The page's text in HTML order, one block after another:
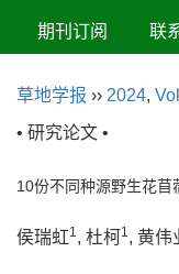
期刊订阅 联
草地学报 ›› 2024,
• 研究论文 •
10份不同种源野生花
侯瑞虹1, 杜柯1, 黄伟